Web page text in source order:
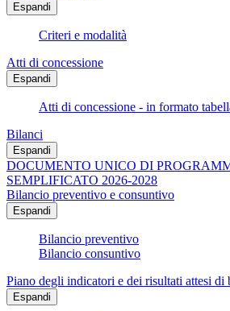
Espandi
Criteri e modalità
Atti di concessione
Espandi
Atti di concessione - in formato
Bilanci
Espandi
DOCUMENTO UNICO DI
SEMPLIFICATO 2026-2028
Bilancio preventivo e consuntivo
Espandi
Bilancio preventivo
Bilancio consuntivo
Piano degli indicatori e dei risultati attesi di
Espandi